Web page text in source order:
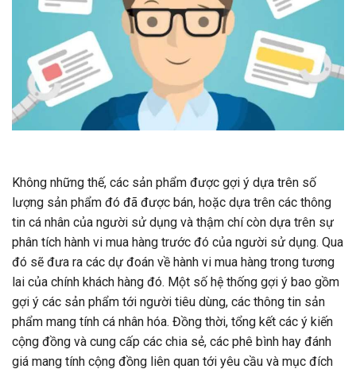
Không những thế, các sản phẩm được gợi ý dựa trên số
lượng sản phẩm đó đã được bán, hoặc dựa trên các thông
tin cá nhân của người sử dụng và thậm chí còn dựa trên sự
phân tích hành vi mua hàng trước đó của người sử dụng. Qua
đó sẽ đưa ra các dự đoán về hành vi mua hàng trong tương
lai của chính khách hàng đó. Một số hệ thống gợi ý bao gồm
gợi ý các sản phẩm tới người tiêu dùng, các thông tin sản
phẩm mang tính cá nhân hóa. Đồng thời, tổng kết các ý kiến
cộng đồng và cung cấp các chia sẻ, các phê bình hay đánh
giá mang tính cộng đồng liên quan tới yêu cầu và mục đích